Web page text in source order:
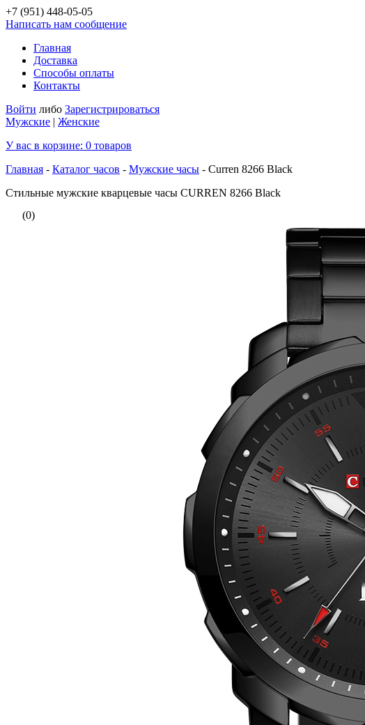
+7 (951) 448-05-05
Написать нам сообщение
Главная
Доставка
Способы оплаты
Контакты
Войти либо Зарегистрироваться
Мужские | Женские
У вас в корзине: 0 товаров
Главная - Каталог часов - Мужские часы - Curren 8266 Black
Стильные мужские кварцевые часы CURREN 8266 Black
(0)